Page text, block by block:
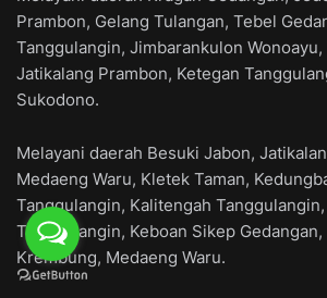
Prambon, Gelang Tulangan, Tebel
Tanggulangin, Jimbarankulon Wonoayu,
Jatikalang Prambon, Ketegan
Sukodono.
Melayani daerah Besuki Jabon,
Medaeng Waru, Kletek Taman,
Tanggulangin, Kalitengah
Tanggulangin, Keboan Sikep
Krembung, Medaeng Waru.